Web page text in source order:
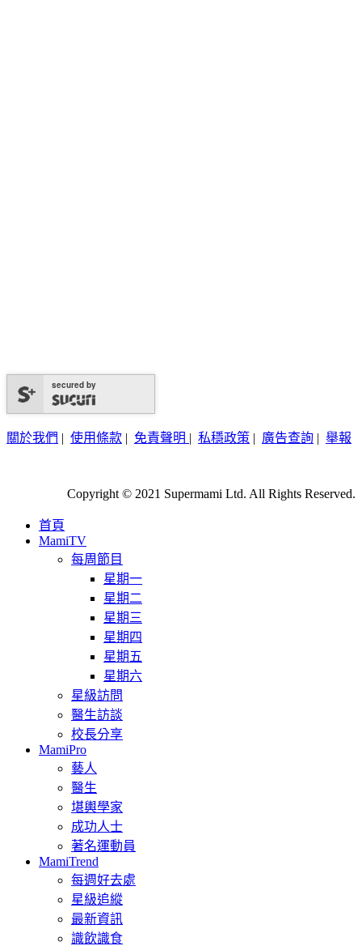
secured by
關於我們 | 使用條款 | 免責聲明 | 私穩政策 | 廣告查詢 | 舉報
Copyright © 2021 Supermami Ltd. All Rights Reserved.
首頁
MamiTV
每周節目
星期一
星期二
星期三
星期四
星期五
星期六
星級訪問
醫生訪談
校長分享
MamiPro
藝人
醫生
堪輿學家
成功人士
著名運動員
MamiTrend
每週好去處
星級追縱
最新資訊
識飲識食